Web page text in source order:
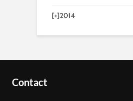
[+]2014
Contact